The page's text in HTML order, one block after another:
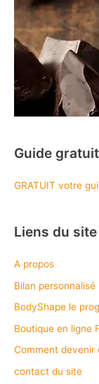
Guide
GRATUIT votre
Liens du site
A propos
Bilan
BodyShape le
Boutique en ligne
Comment devenir
contact du site